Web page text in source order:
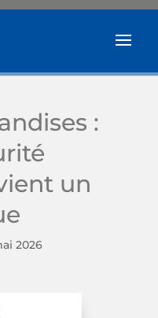
:
un
2026